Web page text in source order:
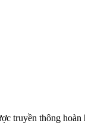
truyền thông